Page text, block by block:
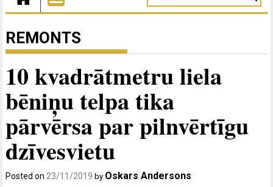
REMONTS
10 kvadrātmetru liela
bēniņu telpa tika
pārvērsa par pilnvērtīgu
dzīvesvietu
Posted on23/11/2019 by Oskars Andersons